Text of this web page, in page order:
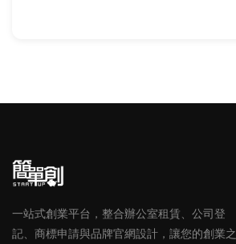
一站式創業平台，整合辦公室租賃、公司登
記、商標申請與品牌官網設計，讓您的創業之